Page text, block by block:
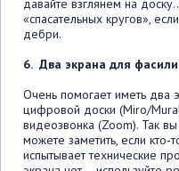
давайте взглянем на
«спасательных кругов»,
дебри.
6. Два экрана для
Очень помогает иметь два
цифровой доски (Miro/
видеозвонка (Zoom). Так
можете заметить, если кто-
испытывает технические